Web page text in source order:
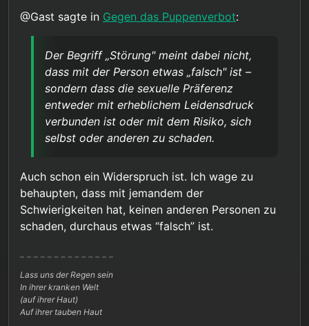
@Gast sagte in Gegen das Puppenverbot:
Der Begriff „Störung" meint dabei nicht,
dass mit der Person etwas „falsch" ist –
sondern dass die sexuelle Präferenz
entweder mit erheblichem Leidensdruck
verbunden ist oder mit dem Risiko, sich
selbst oder anderen zu schaden.
Auch schon ein Widerspruch ist. Ich wage zu
behaupten, dass mit jemandem der
Schwierigkeiten hat, keinen anderen Personen zu
schaden, durchaus etwas “falsch” ist.
Lass uns der Regen sein
In ihrer kranken Welt
(auf ihrer Haut)
Auf ihrer tauben Haut